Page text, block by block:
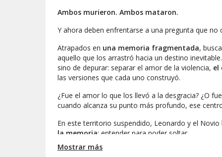
Ambos murieron. Ambos mataron.
Y ahora deben enfrentarse a una pregunta que no
Atrapados en una memoria fragmentada,
aquello que los arrastró hacia un destino
sino de depurar: separar el amor de la violencia, el
las versiones que cada uno construyó.
¿Fue el amor lo que los llevó a la desgracia? ¿O
cuando alcanza su punto más profundo, ese
En este territorio suspendido, Leonardo y el Novio
la memoria: entender para poder soltar.
Pero cuando las cosas llegan a su centro, ¿hay
Mostrar más